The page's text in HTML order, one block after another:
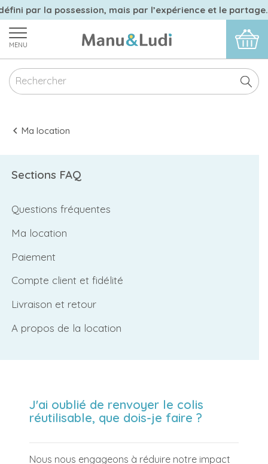
par la possession, mais par l’expérience et le partage."
MENU
Ma location
Sections FAQ
Questions fréquentes
Ma location
Paiement
Compte client et fidélité
Livraison et retour
A propos de la location
J'ai oublié de renvoyer le colis
réutilisable, que dois-je faire ?
Nous nous engageons à réduire notre impact